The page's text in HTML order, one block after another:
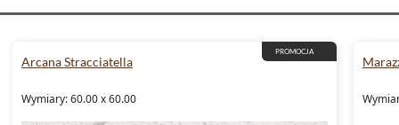
PROMOCJA
Arcana Stracciatella
Wymiary: 60.00 x 60.00